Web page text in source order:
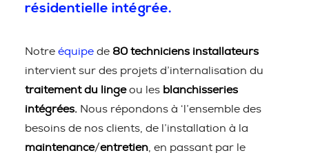
résidentielle intégrée.
Notre équipe de 80 techniciens installateurs
intervient sur des projets d’internalisation du
traitement du lingeou les blanchisseries
intégrées. Nous répondons à ‘l’ensemble des
besoins de nos clients, de l’installation à la
maintenance/entretien , en passant par le